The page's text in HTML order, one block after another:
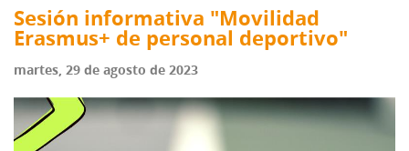
Sesión informativa "Movilidad
Erasmus+ de personal deportivo"
martes, 29 de agosto de 2023